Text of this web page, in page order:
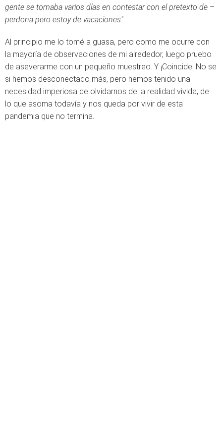
gente se tomaba varios días en contestar con el pretexto de –
perdona pero estoy de vacaciones".
Al principio me lo tomé a guasa, pero como me ocurre con
la mayoría de observaciones de mi alrededor, luego pruebo
de aseverarme con un pequeño muestreo. Y ¡Coincide! No se
si hemos desconectado más, pero hemos tenido una
necesidad imperiosa de olvidarnos de la realidad vivida; de
lo que asoma todavía y nos queda por vivir de esta
pandemia que no termina.